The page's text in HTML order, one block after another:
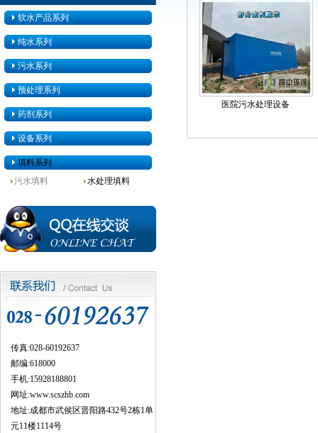
软水产品系列
纯水系列
污水系列
预处理系列
药剂系列
设备系列
填料系列
污水填料
水处理填料
传真:028-60192637
邮编:618000
手机:15928188801
网址:www.scszhb.com
地址:成都市武侯区晋阳路432号2栋1单
元11楼1114号
医院污水处理设备